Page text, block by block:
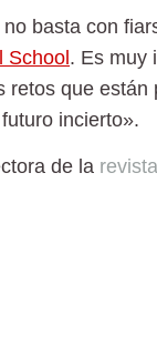
basta con
School. Es muy
que están
incierto».
de la